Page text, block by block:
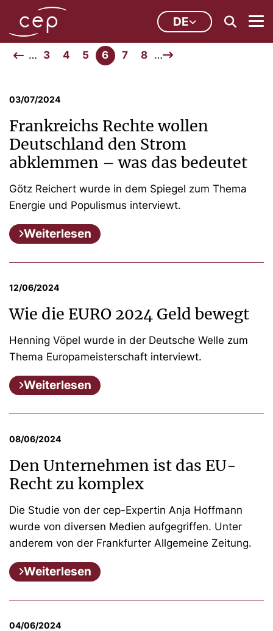
DE
… 3 4 5 6 7 8 …
03/07/2024
Frankreichs Rechte wollen
Deutschland den Strom
abklemmen – was das bedeutet
Götz Reichert wurde in dem Spiegel zum Thema
Energie und Populismus interviewt.
Weiterlesen
12/06/2024
Wie die EURO 2024 Geld bewegt
Henning Vöpel wurde in der Deutsche Welle zum
Thema Europameisterschaft interviewt.
Weiterlesen
08/06/2024
Den Unternehmen ist das EU-
Recht zu komplex
Die Studie von der cep-Expertin Anja Hoffmann
wurde von diversen Medien aufgegriffen. Unter
anderem von der Frankfurter Allgemeine Zeitung.
Weiterlesen
04/06/2024